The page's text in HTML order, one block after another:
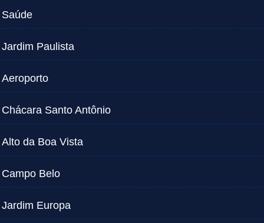
Saúde
Jardim Paulista
Aeroporto
Chácara Santo Antônio
Alto da Boa Vista
Campo Belo
Jardim Europa